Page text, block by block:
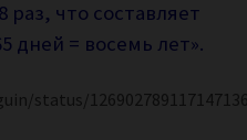
что составляет
дней = восемь лет».
status/